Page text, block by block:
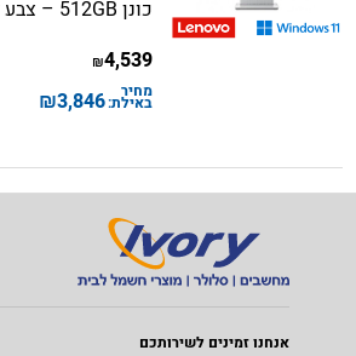
כונן 512GB – צבע Cloud Grey
4,539
₪
מחיר
באילת:3,846
₪
אנחנו זמינים לשירותכם